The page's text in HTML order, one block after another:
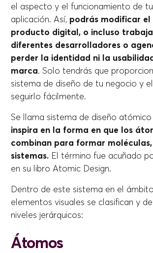
el aspecto y el funcionamiento de
aplicación. Así, podrás modificar el
producto digital, o incluso
diferentes desarrolladores o
perder la identidad ni la
marca. Solo tendrás que
sistema de diseño de tu negocio y
seguirlo fácilmente.
Se llama sistema de diseño
inspira en la forma en que los
combinan para formar
sistemas. El término fue acuñado
en su libro Atomic Design.
Dentro de este sistema en el
elementos visuales se clasifican y
niveles jerárquicos:
Átomos